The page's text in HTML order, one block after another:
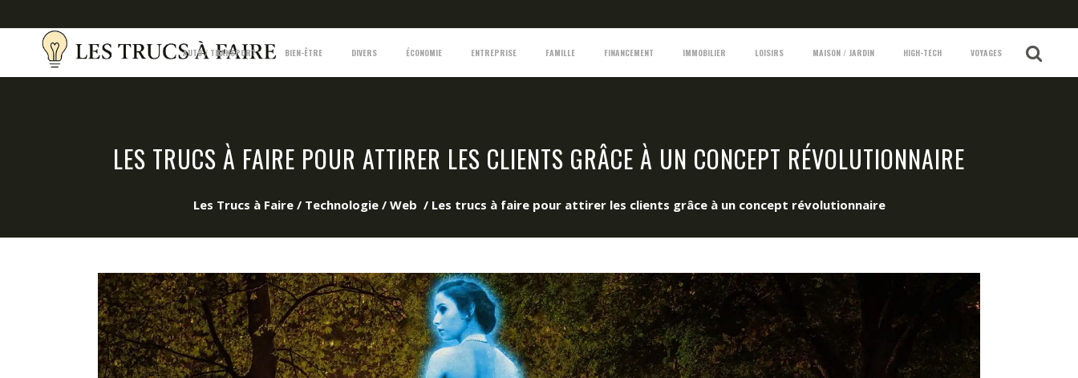
AUTO / TRANSPORT BIEN-ÊTRE DIVERS ÉCONOMIE ENTREPRISE FAMILLE FINANCEMENT IMMOBILIER LOISIRS MAISON / JARDIN HIGH-TECH VOYAGES
LES TRUCS À FAIRE POUR ATTIRER LES CLIENTS GRÂCE À UN CONCEPT RÉVOLUTIONNAIRE
Les Trucs à Faire/ Technologie / Web / Les trucs à faire pour attirer les clients grâce à un concept révolutionnaire